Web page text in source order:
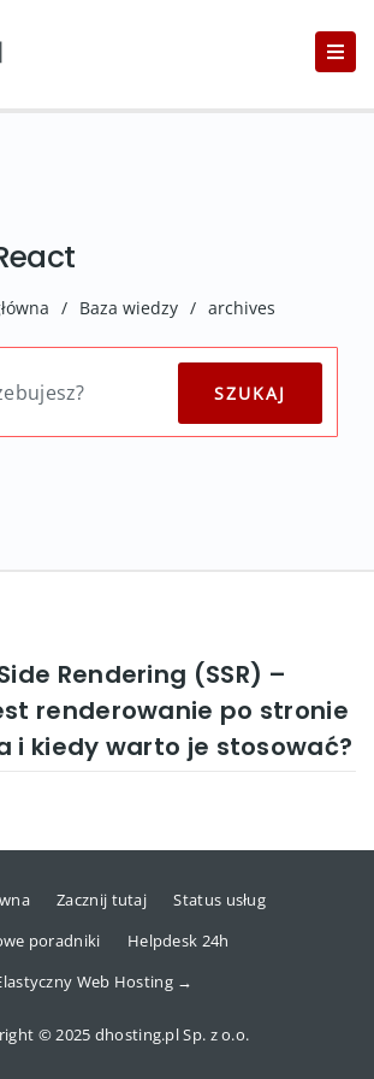
/ Baza wiedzy / archives
Rendering (SSR) –
renderowanie po stronie
i kiedy warto je stosować?
Zacznij tutaj
Status usług
poradniki
Helpdesk 24h
Web Hosting →
© 2025 dhosting.pl Sp. z o.o.